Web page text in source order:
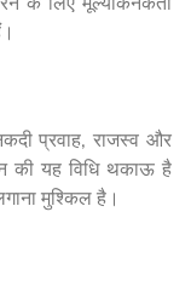
प्रवाह, राजस्व और
की यह विधि थकाऊ है
मुश्किल है।